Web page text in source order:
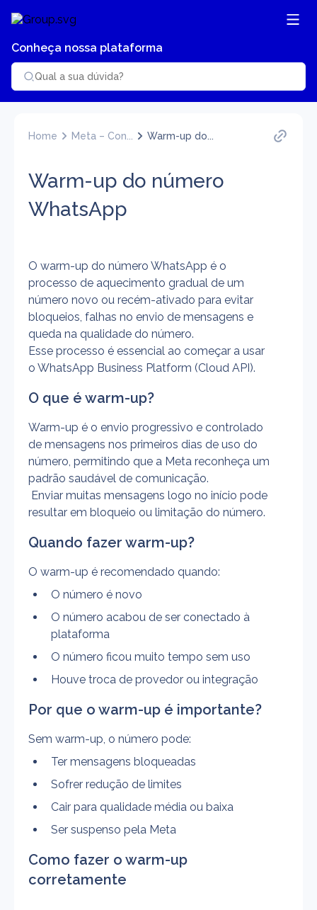
Conheça nossa plataforma
Home Meta – Con... Warm-up do...
Warm-up do número
WhatsApp
O warm-up do número WhatsApp é o
processo de aquecimento gradual de um
número novo ou recém-ativado para evitar
bloqueios, falhas no envio de mensagens e
queda na qualidade do número.
Esse processo é essencial ao começar a usar
o WhatsApp Business Platform (Cloud API).
O que é warm-up?
Warm-up é o envio progressivo e controlado
de mensagens nos primeiros dias de uso do
número, permitindo que a Meta reconheça um
padrão saudável de comunicação.
resultar em bloqueio ou limitação do número.
Quando fazer warm-up?
O warm-up é recomendado quando:
O número é novo
O número acabou de ser conectado à
plataforma
O número ficou muito tempo sem uso
Houve troca de provedor ou integração
Por que o warm-up é importante?
Sem warm-up, o número pode:
Ter mensagens bloqueadas
Sofrer redução de limites
Cair para qualidade média ou baixa
Ser suspenso pela Meta
Como fazer o warm-up
corretamente